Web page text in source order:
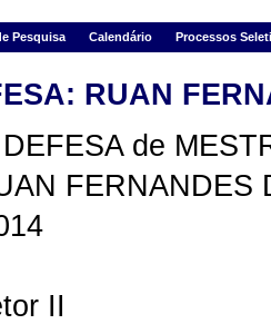
Pesquisa Calendário Processos
RUAN
de
FERNANDES
II